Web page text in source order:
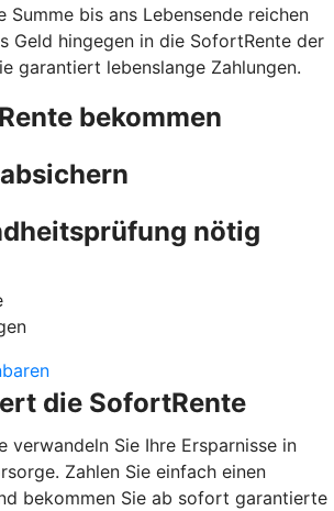
Summe bis ans Lebensende reichen
Geld hingegen in die SofortRente der
garantiert lebenslange Zahlungen.
bekommen
nötig
die SofortRente
verwandeln Sie Ihre Ersparnisse in
Zahlen Sie einfach einen
bekommen Sie ab sofort garantierte